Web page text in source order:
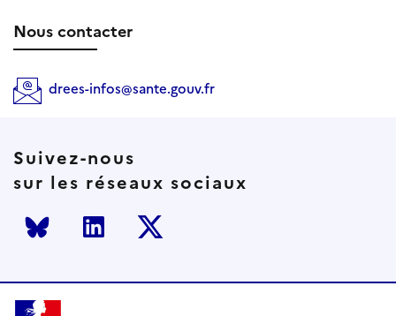
Nous contacter
drees-infos@sante.gouv.fr
Suivez-nous
sur les réseaux sociaux
Bluesky LinkedInTwitter